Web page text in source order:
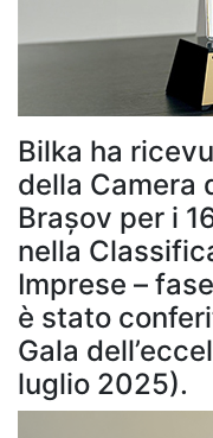
Bilka ha
della Camera
Brașov per i
nella
Imprese –
è stato
Gala
luglio 2025).